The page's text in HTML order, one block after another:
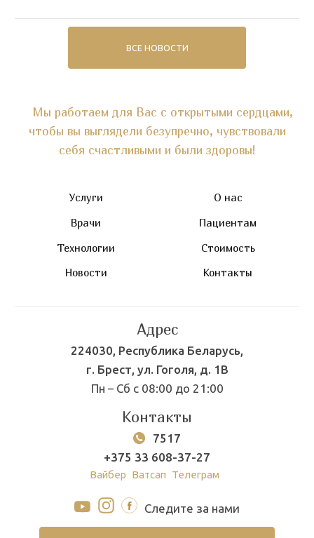
ВСЕ НОВОСТИ
Мы работаем для Вас с открытыми сердцами,
чтобы вы выглядели безупречно, чувствовали
себя счастливыми и были здоровы!
Услуги О нас
Врачи Пациентам
Технологии Стоимость
Новости Контакты
Адрес
224030, Республика Беларусь,
г. Брест, ул. Гоголя, д. 1В
Пн – Сб с 08:00 до 21:00
Контакты
+375 33 608-37-27
Вайбер Ватсап Телеграм
7517
Следите за нами